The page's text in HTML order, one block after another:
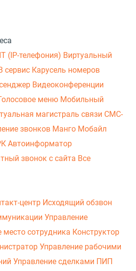
(IP-телефония) Виртуальный
сервис Карусель номеров
Видеоконференции
меню Мобильный
магистраль связи СМС-
звонков Манго Мобайл
Автоинформатор
звонок с сайта Все
центр Исходящий обзвон
Управление
место сотрудника Конструктор
Управление рабочими
Управление сделками ПИП